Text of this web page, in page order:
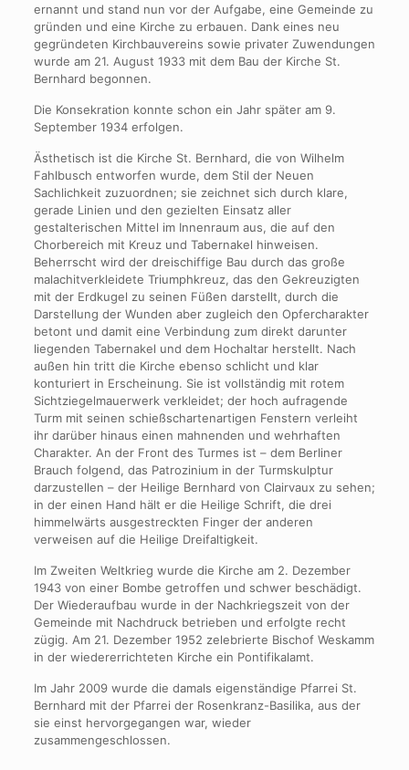
ernannt und stand nun vor der Aufgabe, eine Gemeinde zu
gründen und eine Kirche zu erbauen. Dank eines neu
gegründeten Kirchbauvereins sowie privater Zuwendungen
wurde am 21. August 1933 mit dem Bau der Kirche St.
Bernhard begonnen.
Die Konsekration konnte schon ein Jahr später am 9.
September 1934 erfolgen.
Ästhetisch ist die Kirche St. Bernhard, die von Wilhelm
Fahlbusch entworfen wurde, dem Stil der Neuen
Sachlichkeit zuzuordnen; sie zeichnet sich durch klare,
gerade Linien und den gezielten Einsatz aller
gestalterischen Mittel im Innenraum aus, die auf den
Chorbereich mit Kreuz und Tabernakel hinweisen.
Beherrscht wird der dreischiffige Bau durch das große
malachitverkleidete Triumphkreuz, das den Gekreuzigten
mit der Erdkugel zu seinen Füßen darstellt, durch die
Darstellung der Wunden aber zugleich den Opfercharakter
betont und damit eine Verbindung zum direkt darunter
liegenden Tabernakel und dem Hochaltar herstellt. Nach
außen hin tritt die Kirche ebenso schlicht und klar
konturiert in Erscheinung. Sie ist vollständig mit rotem
Sichtziegelmauerwerk verkleidet; der hoch aufragende
Turm mit seinen schießschartenartigen Fenstern verleiht
ihr darüber hinaus einen mahnenden und wehrhaften
Charakter. An der Front des Turmes ist – dem Berliner
Brauch folgend, das Patrozinium in der Turmskulptur
darzustellen – der Heilige Bernhard von Clairvaux zu sehen;
in der einen Hand hält er die Heilige Schrift, die drei
himmelwärts ausgestreckten Finger der anderen
verweisen auf die Heilige Dreifaltigkeit.
Im Zweiten Weltkrieg wurde die Kirche am 2. Dezember
1943 von einer Bombe getroffen und schwer beschädigt.
Der Wiederaufbau wurde in der Nachkriegszeit von der
Gemeinde mit Nachdruck betrieben und erfolgte recht
zügig. Am 21. Dezember 1952 zelebrierte Bischof Weskamm
in der wiedererrichteten Kirche ein Pontifikalamt.
Im Jahr 2009 wurde die damals eigenständige Pfarrei St.
Bernhard mit der Pfarrei der Rosenkranz-Basilika, aus der
sie einst hervorgegangen war, wieder
zusammengeschlossen.